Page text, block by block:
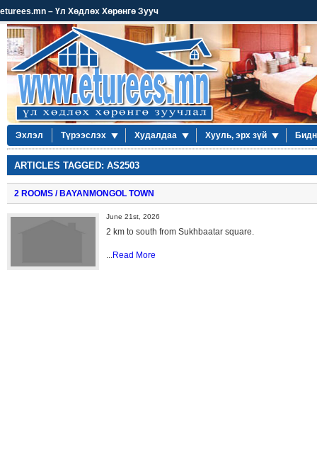
eturees.mn – Үл Хөдлөх Хөрөнгө Зууч
Эхлэл Түрээслэх Худалдаа Хууль, эрх зүй
ARTICLES TAGGED: AS2503
2 ROOMS / BAYANMONGOL TOWN
June 21st, 2026
2 km to south from Sukhbaatar square.
...Read More